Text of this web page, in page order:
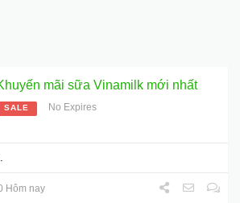
mãi sữa Vinamilk mới nhất
SALE No Expires
Hôm nay